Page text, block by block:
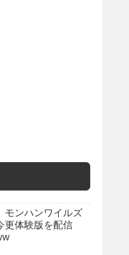
モンハンワイルズ
更体験版を配信